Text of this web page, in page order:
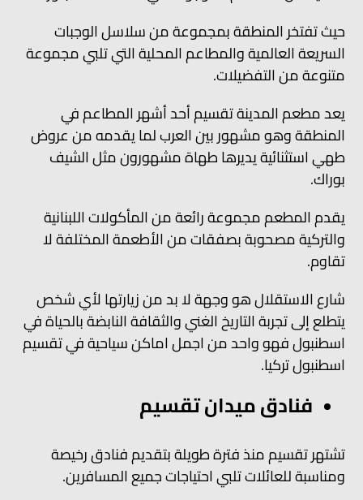
حيث تفتخر المنطقة بمجموعة من سلاسل الوجبات
السريعة العالمية والمطاعم المحلية التي تلبي مجموعة
متنوعة من التفضيلات.
يعد مطعم المدينة تقسيم أحد أشهر المطاعم في
المنطقة وهو مشهور بين العرب لما يقدمه من عروض
طهي استثنائية يديرها طهاة مشهورون مثل الشيف
بوراك.
يقدم المطعم مجموعة رائعة من المأكولات اللبنانية
والتركية مصحوبة بصفقات من الأطعمة المختلفة لا
تقاوم.
شارع الاستقلال هو وجهة لا بد من زيارتها لأي شخص
يتطلع إلى تجربة التاريخ الغني والثقافة النابضة بالحياة في
اسطنبول فهو واحد من اجمل اماكن سياحية في تقسيم
اسطنبول تركيا.
فنادق ميدان تقسيم
تشتهر تقسيم منذ فترة طويلة بتقديم فنادق رخيصة
ومناسبة للعائلات تلبي احتياجات جميع المسافرين.